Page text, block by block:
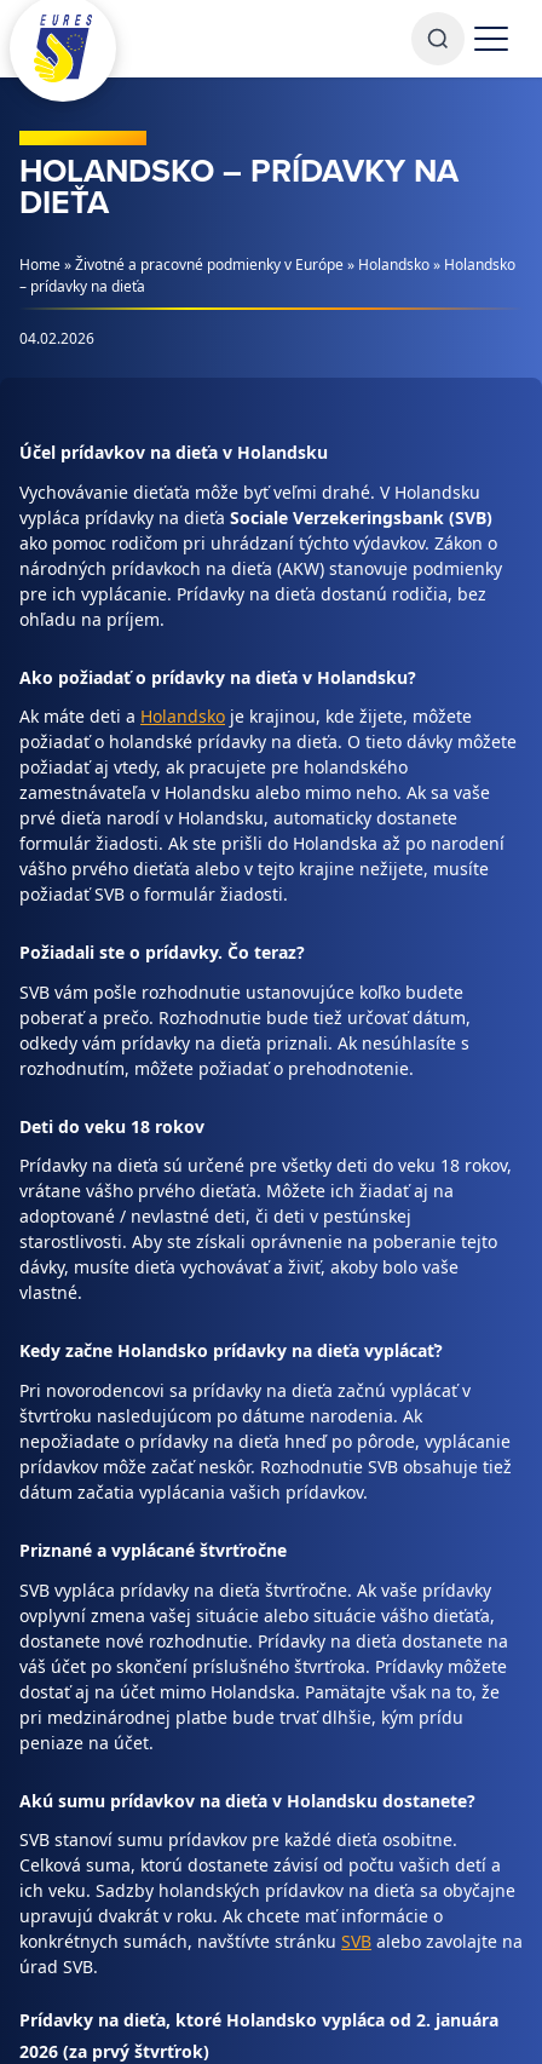
Prejsť na obsah
HOLANDSKO – PRÍDAVKY NA
DIEŤA
Home»Životné a pracovné podmienky v Európe» Holandsko» Holandsko
– prídavky na dieťa
04.02.2026
Účel prídavkov na dieťa v Holandsku
Vychovávanie dieťaťa môže byť veľmi drahé. V Holandsku
vypláca prídavky na dieťa Sociale Verzekeringsbank (SVB)
ako pomoc rodičom pri uhrádzaní týchto výdavkov. Zákon o
národných prídavkoch na dieťa (AKW) stanovuje podmienky
pre ich vyplácanie. Prídavky na dieťa dostanú rodičia, bez
ohľadu na príjem.
Ako požiadať o prídavky na dieťa v Holandsku?
Ak máte deti a Holandsko je krajinou, kde žijete, môžete
požiadať o holandské prídavky na dieťa. O tieto dávky môžete
požiadať aj vtedy, ak pracujete pre holandského
zamestnávateľa v Holandsku alebo mimo neho. Ak sa vaše
prvé dieťa narodí v Holandsku, automaticky dostanete
formulár žiadosti. Ak ste prišli do Holandska až po narodení
vášho prvého dieťaťa alebo v tejto krajine nežijete, musíte
požiadať SVB o formulár žiadosti.
Požiadali ste o prídavky. Čo teraz?
SVB vám pošle rozhodnutie ustanovujúce koľko budete
poberať a prečo. Rozhodnutie bude tiež určovať dátum,
odkedy vám prídavky na dieťa priznali. Ak nesúhlasíte s
rozhodnutím, môžete požiadať o prehodnotenie.
Deti do veku 18 rokov
Prídavky na dieťa sú určené pre všetky deti do veku 18 rokov,
vrátane vášho prvého dieťaťa. Môžete ich žiadať aj na
adoptované / nevlastné deti, či deti v pestúnskej
starostlivosti. Aby ste získali oprávnenie na poberanie tejto
dávky, musíte dieťa vychovávať a živiť, akoby bolo vaše
vlastné.
Kedy začne Holandsko prídavky na dieťa vyplácať?
Pri novorodencovi sa prídavky na dieťa začnú vyplácať v
štvrťroku nasledujúcom po dátume narodenia. Ak
nepožiadate o prídavky na dieťa hneď po pôrode, vyplácanie
prídavkov môže začať neskôr. Rozhodnutie SVB obsahuje tiež
dátum začatia vyplácania vašich prídavkov.
Priznané a vyplácané štvrťročne
SVB vypláca prídavky na dieťa štvrťročne. Ak vaše prídavky
ovplyvní zmena vašej situácie alebo situácie vášho dieťaťa,
dostanete nové rozhodnutie. Prídavky na dieťa dostanete na
váš účet po skončení príslušného štvrťroka. Prídavky môžete
dostať aj na účet mimo Holandska. Pamätajte však na to, že
pri medzinárodnej platbe bude trvať dlhšie, kým prídu
peniaze na účet.
Akú sumu prídavkov na dieťa v Holandsku dostanete?
SVB stanoví sumu prídavkov pre každé dieťa osobitne.
Celková suma, ktorú dostanete závisí od počtu vašich detí a
ich veku. Sadzby holandských prídavkov na dieťa sa obyčajne
upravujú dvakrát v roku. Ak chcete mať informácie o
konkrétnych sumách, navštívte stránku SVB alebo zavolajte na
úrad SVB.
Prídavky na dieťa, ktoré Holandsko vypláca od 2. januára
2026 (za prvý štvrťrok)